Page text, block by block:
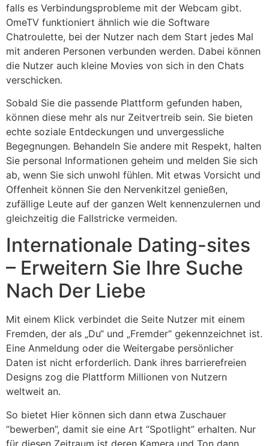
falls es Verbindungsprobleme mit der Webcam gibt.
OmeTV funktioniert ähnlich wie die Software
Chatroulette, bei der Nutzer nach dem Start jedes Mal
mit anderen Personen verbunden werden. Dabei können
die Nutzer auch kleine Movies von sich in den Chats
verschicken.
Sobald Sie die passende Plattform gefunden haben,
können diese mehr als nur Zeitvertreib sein. Sie bieten
echte soziale Entdeckungen und unvergessliche
Begegnungen. Behandeln Sie andere mit Respekt, halten
Sie personal Informationen geheim und melden Sie sich
ab, wenn Sie sich unwohl fühlen. Mit etwas Vorsicht und
Offenheit können Sie den Nervenkitzel genießen,
zufällige Leute auf der ganzen Welt kennenzulernen und
gleichzeitig die Fallstricke vermeiden.
Internationale Dating-sites
– Erweitern Sie Ihre Suche
Nach Der Liebe
Mit einem Klick verbindet die Seite Nutzer mit einem
Fremden, der als „Du“ und „Fremder“ gekennzeichnet ist.
Eine Anmeldung oder die Weitergabe persönlicher
Daten ist nicht erforderlich. Dank ihres barrierefreien
Designs zog die Plattform Millionen von Nutzern
weltweit an.
So bietet Hier können sich dann etwa Zuschauer
“bewerben”, damit sie eine Art “Spotlight” erhalten. Nur
für diesen Zeitraum ist deren Kamera und Ton dann